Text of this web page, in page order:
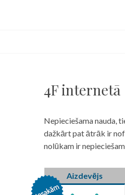
4F internetā
Nepieciešama nauda,
dažkārt pat ātrāk ir
nolūkam ir
Aizdevējs